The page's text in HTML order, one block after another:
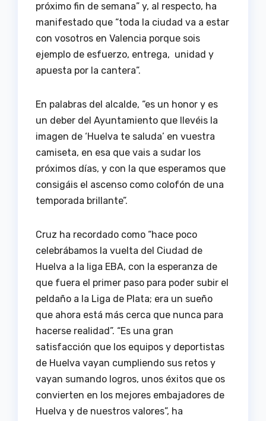
próximo fin de semana” y, al respecto, ha
manifestado que “toda la ciudad va a estar
con vosotros en Valencia porque sois
ejemplo de esfuerzo, entrega, unidad y
apuesta por la cantera”.
En palabras del alcalde, “es un honor y es
un deber del Ayuntamiento que llevéis la
imagen de ‘Huelva te saluda’ en vuestra
camiseta, en esa que vais a sudar los
próximos días, y con la que esperamos que
consigáis el ascenso como colofón de una
temporada brillante”.
Cruz ha recordado como “hace poco
celebrábamos la vuelta del Ciudad de
Huelva a la liga EBA, con la esperanza de
que fuera el primer paso para poder subir el
peldaño a la Liga de Plata; era un sueño
que ahora está más cerca que nunca para
hacerse realidad”. “Es una gran
satisfacción que los equipos y deportistas
de Huelva vayan cumpliendo sus retos y
vayan sumando logros, unos éxitos que os
convierten en los mejores embajadores de
Huelva y de nuestros valores”, ha